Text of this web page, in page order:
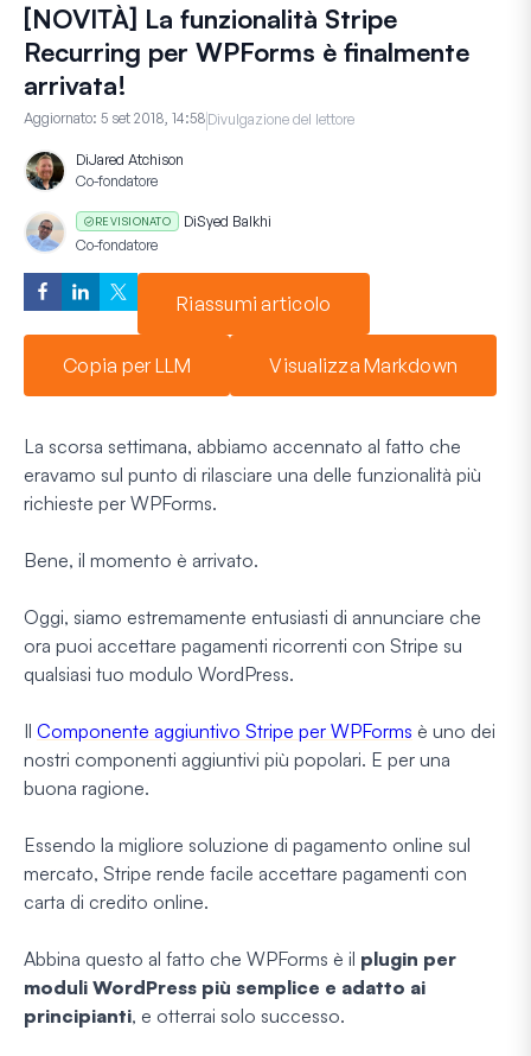
[NOVITÀ] La funzionalità Stripe
Recurring per WPForms è finalmente
arrivata!
Aggiornato: 5 set 2018, 14:58 Divulgazione del lettore
DiJared Atchison
Co-fondatore
REVISIONATO DiSyed Balkhi
Co-fondatore
Riassumi articolo
Copia per LLM Visualizza Markdown
La scorsa settimana, abbiamo accennato al fatto che
eravamo sul punto di rilasciare una delle funzionalità più
richieste per WPForms.
Bene, il momento è arrivato.
Oggi, siamo estremamente entusiasti di annunciare che
ora puoi accettare pagamenti ricorrenti con Stripe su
qualsiasi tuo modulo WordPress.
Il Componente aggiuntivo Stripe per WPForms è uno dei
nostri componenti aggiuntivi più popolari. E per una
buona ragione.
Essendo la migliore soluzione di pagamento online sul
mercato, Stripe rende facile accettare pagamenti con
carta di credito online.
Abbina questo al fatto che WPForms è il plugin per
moduli WordPress più semplice e adatto ai
principianti, e otterrai solo successo.